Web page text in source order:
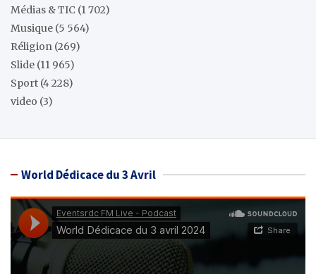
Médias & TIC (1 702)
Musique (5 564)
Réligion (269)
Slide (11 965)
Sport (4 228)
video (3)
World Dédicace du 3 Avril